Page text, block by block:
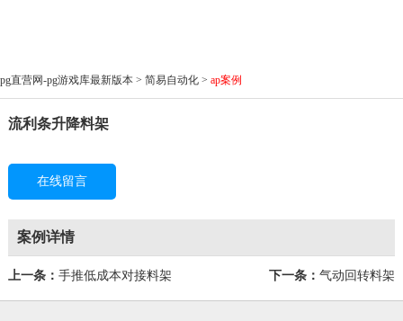
pg直营网-pg游戏库最新版本 > 简易自动化 > ap案例
流利条升降料架
在线留言
案例详情
上一条： 手推低成本对接料架 下一条：气动回转料架